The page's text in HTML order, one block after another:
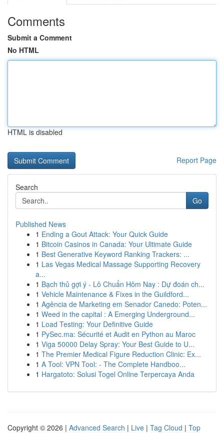
Comments
Submit a Comment
No HTML
HTML is disabled
Report Page
Search
Go
Published News
1 Ending a Gout Attack: Your Quick Guide
1 Bitcoin Casinos in Canada: Your Ultimate Guide
1 Best Generative Keyword Ranking Trackers: ...
1 Las Vegas Medical Massage Supporting Recovery
a...
1 Bạch thủ gợi ý - Lô Chuẩn Hôm Nay : Dự đoán ch...
1 Vehicle Maintenance & Fixes in the Guildford...
1 Agência de Marketing em Senador Canedo: Poten...
1 Weed in the capital : A Emerging Underground...
1 Load Testing: Your Definitive Guide
1 PySec.ma: Sécurité et Audit en Python au Maroc
1 Viga 50000 Delay Spray: Your Best Guide to U...
1 The Premier Medical Figure Reduction Clinic: Ex...
1 A Tool: VPN Tool: - The Complete Handboo...
1 Hargatoto: Solusi Togel Online Terpercaya Anda
Copyright © 2026 | Advanced Search | Live | Tag Cloud | Top